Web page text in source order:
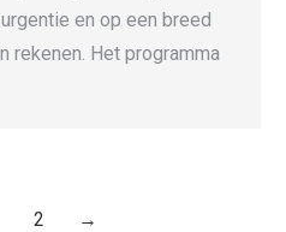
en op een breed
rekenen. Het programma
2 →